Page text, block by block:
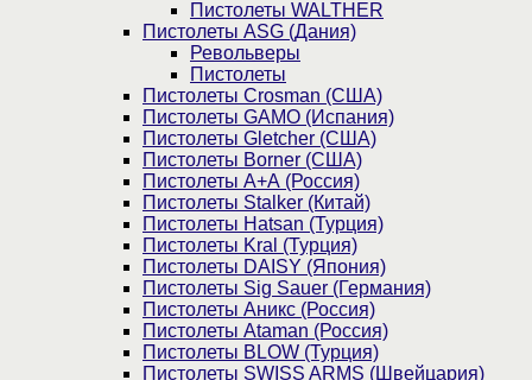
Пистолеты WALTHER
Пистолеты ASG (Дания)
Револьверы
Пистолеты
Пистолеты Crosman (США)
Пистолеты GAMO (Испания)
Пистолеты Gletcher (США)
Пистолеты Borner (США)
Пистолеты А+А (Россия)
Пистолеты Stalker (Китай)
Пистолеты Hatsan (Турция)
Пистолеты Kral (Турция)
Пистолеты DAISY (Япония)
Пистолеты Sig Sauer (Германия)
Пистолеты Аникс (Россия)
Пистолеты Ataman (Россия)
Пистолеты BLOW (Турция)
Пистолеты SWISS ARMS (Швейцария)